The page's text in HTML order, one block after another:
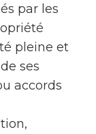
par les
pleine et
ses
accords